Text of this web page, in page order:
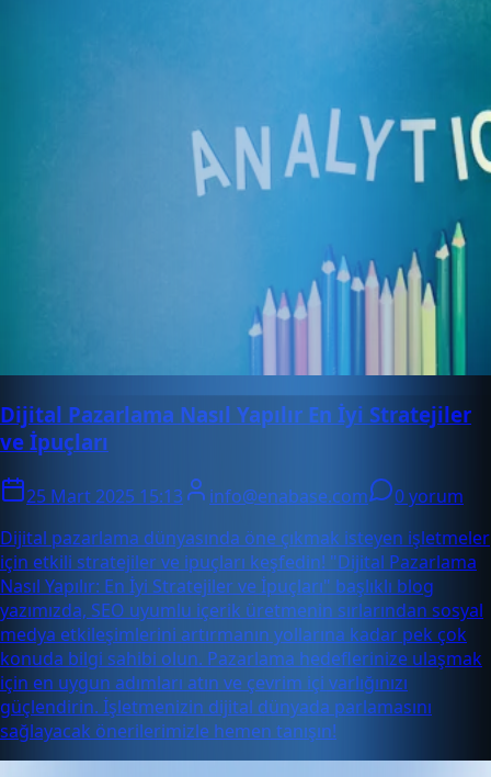
Dijital Pazarlama Nasıl Yapılır En İyi Stratejiler
ve İpuçları
25 Mart 2025 15:13 info@enabase.com
0 yorum
Dijital pazarlama dünyasında öne çıkmak isteyen işletmeler
için etkili stratejiler ve ipuçları keşfedin! "Dijital Pazarlama
Nasıl Yapılır: En İyi Stratejiler ve İpuçları" başlıklı blog
yazımızda, SEO uyumlu içerik üretmenin sırlarından sosyal
medya etkileşimlerini artırmanın yollarına kadar pek çok
konuda bilgi sahibi olun. Pazarlama hedeflerinize ulaşmak
için en uygun adımları atın ve çevrim içi varlığınızı
güçlendirin. İşletmenizin dijital dünyada parlamasını
sağlayacak önerilerimizle hemen tanışın!